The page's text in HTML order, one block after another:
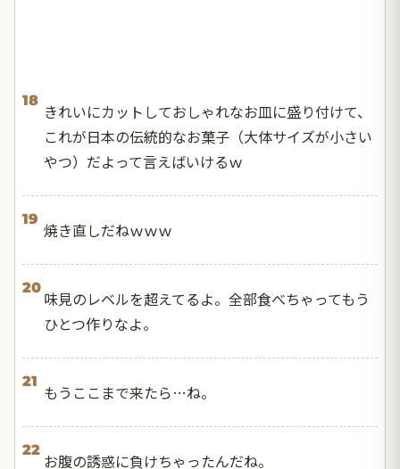
18
きれいにカットしておしゃれなお皿に盛り付けて、
これが日本の伝統的なお菓子（大体サイズが小さい
やつ）だよって言えばいけるｗ
19
焼き直しだねｗｗｗ
20
味見のレベルを超えてるよ。全部食べちゃってもう
ひとつ作りなよ。
21
もうここまで来たら…ね。
22
お腹の誘惑に負けちゃったんだね。